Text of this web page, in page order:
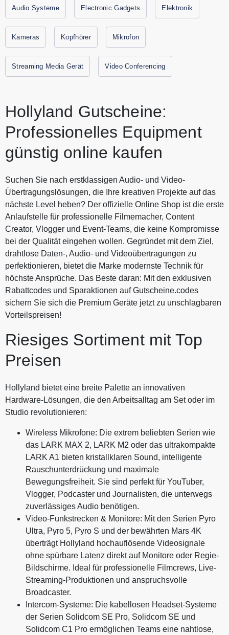
Übertragung, Benutzerfreundlichkeit und Leistung in
Broadcast-Qualität, unabhängig vom jeweiligen
Aufnahmeszenario. Entdeke im Online Shop Premium
Streaming Media Geräte zum besten Preis. Alle aktuellen
Gutscheine und Rabattaktionen von HOLLYLAND finden
Sie immer hier auf Gutscheine.codes.
Audio Systeme Electronic Gadgets Elektronik
Kameras Kopfhörer Mikrofon
Streaming Media Gerät Video Conferencing
Hollyland Gutscheine:
Professionelles Equipment
günstig online kaufen
Suchen Sie nach erstklassigen Audio- und Video-
Übertragungslösungen, die Ihre kreativen Projekte auf das
nächste Level heben? Der offizielle Online Shop ist die erste
Anlaufstelle für professionelle Filmemacher, Content
Creator, Vlogger und Event-Teams, die keine Kompromisse
bei der Qualität eingehen wollen. Gegründet mit dem Ziel,
drahtlose Daten-, Audio- und Videoübertragungen zu
perfektionieren, bietet die Marke modernste Technik für
höchste Ansprüche. Das Beste daran: Mit den exklusiven
Rabattcodes und Sparaktionen auf Gutscheine.codes
sichern Sie sich die Premium Geräte jetzt zu unschlagbaren
Vorteilspreisen!
Riesiges Sortiment mit Top
Preisen
Hollyland bietet eine breite Palette an innovativen
Hardware-Lösungen, die den Arbeitsalltag am Set oder im
Studio revolutionieren:
Wireless Mikrofone: Die extrem beliebten Serien wie
das LARK MAX 2, LARK M2 oder das ultrakompakte
LARK A1 bieten kristallklaren Sound, intelligente
Rauschunterdrückung und maximale
Bewegungsfreiheit. Sie sind perfekt für YouTuber,
Vlogger, Podcaster und Journalisten, die unterwegs
zuverlässiges Audio benötigen.
Video-Funkstrecken & Monitore: Mit den Serien Pyro
Ultra, Pyro 5, Pyro S und der bewährten Mars 4K
überträgt Hollyland hochauflösende Videosignale
ohne spürbare Latenz direkt auf Monitore oder Regie-
Bildschirme. Ideal für professionelle Filmcrews, Live-
Streaming-Produktionen und anspruchsvolle
Broadcaster.
Intercom-Systeme: Die kabellosen Headset-Systeme
der Serien Solidcom SE Pro, Solidcom SE und
Solidcom C1 Pro ermöglichen Teams eine nahtlose,